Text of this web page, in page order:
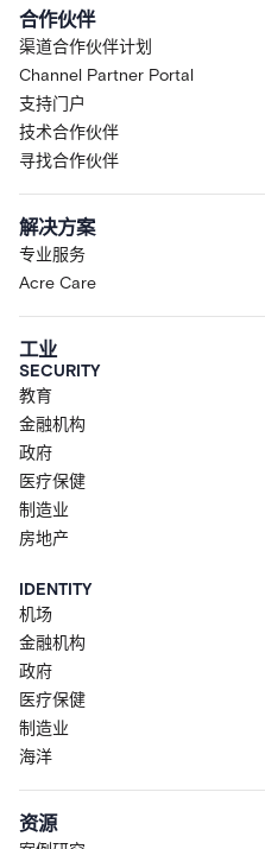
合作伙伴
渠道合作伙伴计划
Channel Partner Portal
支持门户
技术合作伙伴
寻找合作伙伴
解决方案
专业服务
Acre Care
工业
SECURITY
教育
金融机构
政府
医疗保健
制造业
房地产
IDENTITY
机场
金融机构
政府
医疗保健
制造业
海洋
资源